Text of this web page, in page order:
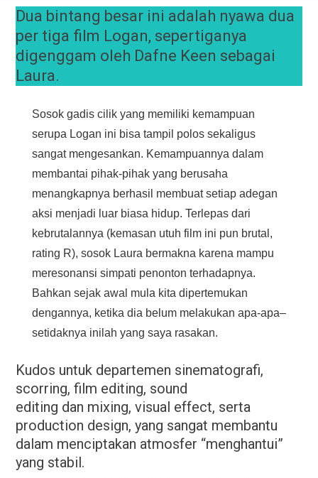
Dua bintang besar ini adalah nyawa dua
per tiga film Logan, sepertiganya
digenggam oleh Dafne Keen sebagai
Laura.
Sosok gadis cilik yang memiliki kemampuan
serupa Logan ini bisa tampil polos sekaligus
sangat mengesankan. Kemampuannya dalam
membantai pihak-pihak yang berusaha
menangkapnya berhasil membuat setiap adegan
aksi menjadi luar biasa hidup. Terlepas dari
kebrutalannya (kemasan utuh film ini pun brutal,
rating R), sosok Laura bermakna karena mampu
meresonansi simpati penonton terhadapnya.
Bahkan sejak awal mula kita dipertemukan
dengannya, ketika dia belum melakukan apa-apa–
setidaknya inilah yang saya rasakan.
Kudos untuk departemen sinematografi,
scorring, film editing, sound
editing dan mixing, visual effect, serta
production design, yang sangat membantu
dalam menciptakan atmosfer “menghantui”
yang stabil.